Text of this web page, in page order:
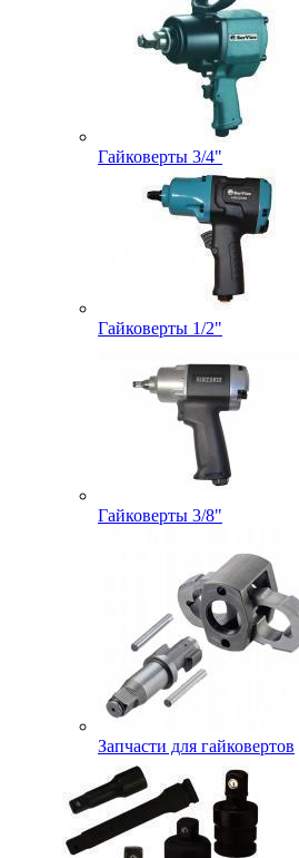
Гайковерты 3/4"
Гайковерты 1/2"
Гайковерты 3/8"
Запчасти для гайковертов